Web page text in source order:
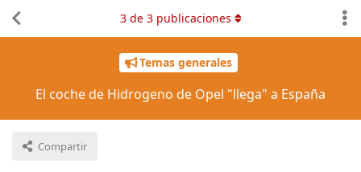
Temas generales
El coche de Hidrogeno de Opel "llega" a España
Compartir
3de 3publicaciones